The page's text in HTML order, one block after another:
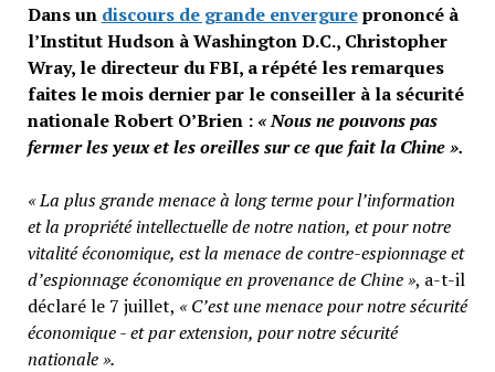
Dans un discours de grande envergureprononcé à
l’Institut Hudson à Washington D.C., Christopher
Wray, le directeur du FBI, a répété les remarques
faites le mois dernier par le conseiller à la sécurité
nationale Robert O’Brien : « Nous ne pouvons pas
fermer les yeux et les oreilles sur ce que fait la Chine ».
« La plus grande menace à long terme pour l’information
et la propriété intellectuelle de notre nation, et pour notre
vitalité économique, est la menace de contre-espionnage et
d’espionnage économique en provenance de Chine », a-t-il
déclaré le 7 juillet, « C’est une menace pour notre sécurité
économique - et par extension, pour notre sécurité
nationale ».